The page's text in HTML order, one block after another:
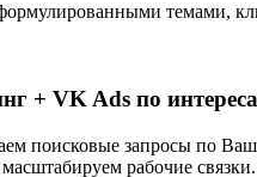
темами,
+ VK Ads по
поисковые запросы по
рабочие связки.